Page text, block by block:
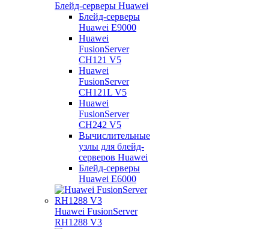
Блейд-серверы Huawei
Блейд-серверы
Huawei E9000
Huawei
FusionServer
CH121 V5
Huawei
FusionServer
CH121L V5
Huawei
FusionServer
CH242 V5
Вычислительные
узлы для блейд-
серверов Huawei
Блейд-серверы
Huawei E6000
Huawei FusionServer
RH1288 V3